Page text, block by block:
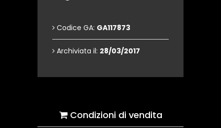
Codice GA: GA117873
Archiviata il: 28/03/2017
Condizioni di vendita